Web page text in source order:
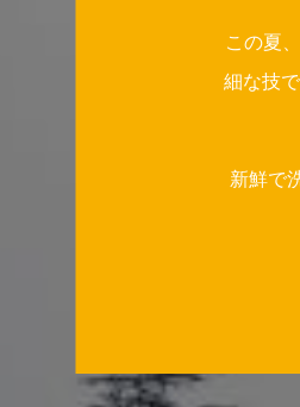
この夏
細な技
新鮮で